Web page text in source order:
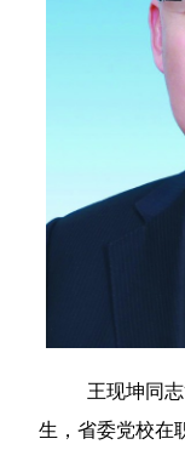
王现坤同
生，省委党校在